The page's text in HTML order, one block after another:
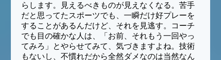
らします。見えるべきものが見えなくなる。苦手
だと思ってたスポーツでも、一瞬だけ好プレーを
することがあるんだけど、それを見逃す。コーチ
でも目の確かな人は、「お前、それもう一回やっ
てみろ」とやらせてみて、気づきますよね。技術
もないし、不慣れだから全然ダメなのは当然なん